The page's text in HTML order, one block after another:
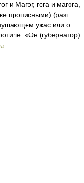
и Магог, гога и магога,
прописными) (разг.
ужас или о
«Он (губернатор)